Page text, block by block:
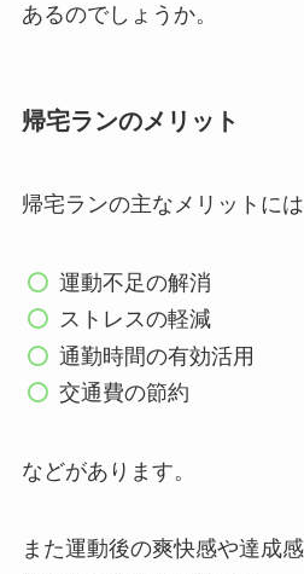
あるのでしょうか。
帰宅ランのメリット
帰宅ランの主なメリットには
運動不足の解消
ストレスの軽減
通勤時間の有効活用
交通費の節約
などがあります。
また運動後の爽快感や達成